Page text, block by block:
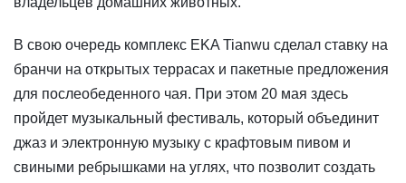
В свою очередь комплекс EKA Tianwu сделал ставку на
бранчи на открытых террасах и пакетные предложения
для послеобеденного чая. При этом 20 мая здесь
пройдет музыкальный фестиваль, который объединит
джаз и электронную музыку с крафтовым пивом и
свиными ребрышками на углях, что позволит создать